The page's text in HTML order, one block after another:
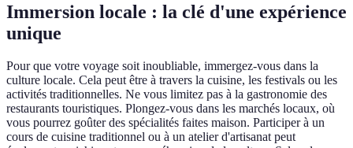
Immersion locale : la clé d'une expérience
unique
Pour que votre voyage soit inoubliable, immergez-vous dans la
culture locale. Cela peut être à travers la cuisine, les festivals ou les
activités traditionnelles. Ne vous limitez pas à la gastronomie des
restaurants touristiques. Plongez-vous dans les marchés locaux, où
vous pourrez goûter des spécialités faites maison. Participer à un
cours de cuisine traditionnel ou à un atelier d'artisanat peut